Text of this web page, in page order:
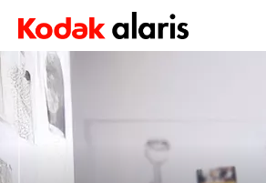
Skip to main content